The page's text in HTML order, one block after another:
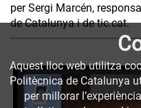
per Sergi Marcén,
de Catalunya i de tic.cat.
Aquest lloc web utilitza
Politècnica de Catalunya
per millorar